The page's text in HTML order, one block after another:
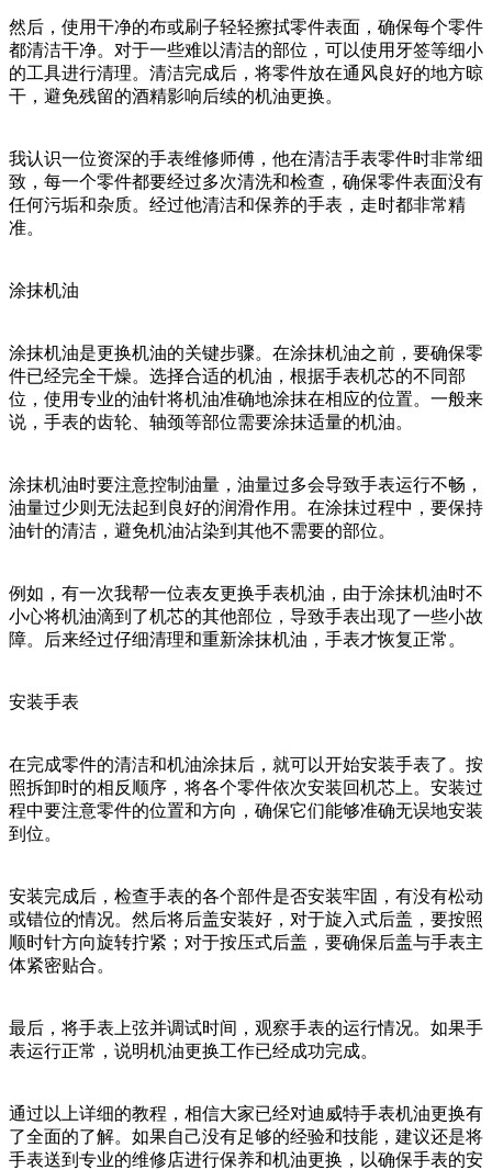
然后，使用干净的布或刷子轻轻擦拭零件表面，确保每个零件
都清洁干净。对于一些难以清洁的部位，可以使用牙签等细小
的工具进行清理。清洁完成后，将零件放在通风良好的地方晾
干，避免残留的酒精影响后续的机油更换。
我认识一位资深的手表维修师傅，他在清洁手表零件时非常细
致，每一个零件都要经过多次清洗和检查，确保零件表面没有
任何污垢和杂质。经过他清洁和保养的手表，走时都非常精
准。
涂抹机油
涂抹机油是更换机油的关键步骤。在涂抹机油之前，要确保零
件已经完全干燥。选择合适的机油，根据手表机芯的不同部
位，使用专业的油针将机油准确地涂抹在相应的位置。一般来
说，手表的齿轮、轴颈等部位需要涂抹适量的机油。
涂抹机油时要注意控制油量，油量过多会导致手表运行不畅，
油量过少则无法起到良好的润滑作用。在涂抹过程中，要保持
油针的清洁，避免机油沾染到其他不需要的部位。
例如，有一次我帮一位表友更换手表机油，由于涂抹机油时不
小心将机油滴到了机芯的其他部位，导致手表出现了一些小故
障。后来经过仔细清理和重新涂抹机油，手表才恢复正常。
安装手表
在完成零件的清洁和机油涂抹后，就可以开始安装手表了。按
照拆卸时的相反顺序，将各个零件依次安装回机芯上。安装过
程中要注意零件的位置和方向，确保它们能够准确无误地安装
到位。
安装完成后，检查手表的各个部件是否安装牢固，有没有松动
或错位的情况。然后将后盖安装好，对于旋入式后盖，要按照
顺时针方向旋转拧紧；对于按压式后盖，要确保后盖与手表主
体紧密贴合。
最后，将手表上弦并调试时间，观察手表的运行情况。如果手
表运行正常，说明机油更换工作已经成功完成。
通过以上详细的教程，相信大家已经对迪威特手表机油更换有
了全面的了解。如果自己没有足够的经验和技能，建议还是将
手表送到专业的维修店进行保养和机油更换，以确保手表的安